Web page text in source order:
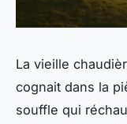
La vieille
cognait dans la
souffle qui